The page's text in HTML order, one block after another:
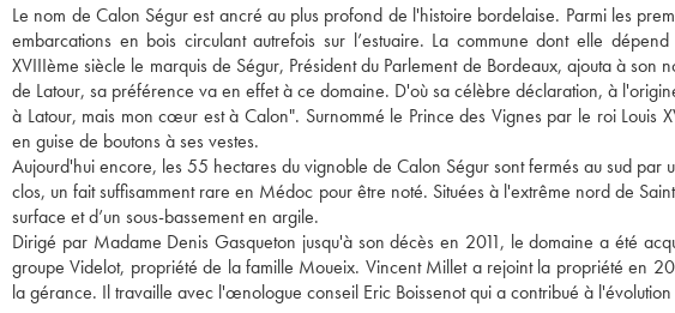
Le nom de Calon Ségur est ancré au plus profond de l'histoire bordelaise. Parmi les
embarcations en bois circulant autrefois sur l’estuaire. La commune dont elle
XVIIIème siècle le marquis de Ségur, Président du Parlement de Bordeaux, ajouta à
de Latour, sa préférence va en effet à ce domaine. D'où sa célèbre déclaration, à
à Latour, mais mon cœur est à Calon". Surnommé le Prince des Vignes par le roi Louis
en guise de boutons à ses vestes.
Aujourd'hui encore, les 55 hectares du vignoble de Calon Ségur sont fermés au sud
clos, un fait suffisamment rare en Médoc pour être noté. Situées à l'extrême nord de
surface et d’un sous-bassement en argile.
Dirigé par Madame Denis Gasqueton jusqu'à son décès en 2011, le domaine a été
groupe Videlot, propriété de la famille Moueix. Vincent Millet a rejoint la propriété en
la gérance. Il travaille avec l'œnologue conseil Eric Boissenot qui a contribué à l'évolution